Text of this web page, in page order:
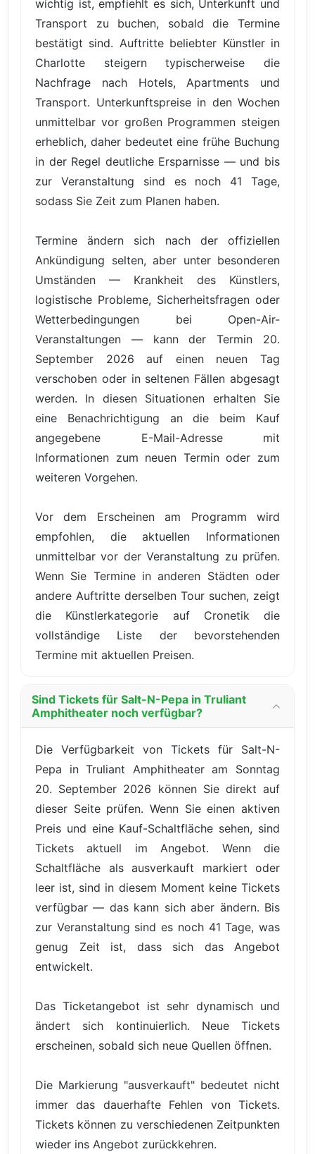
wichtig ist, empfiehlt es sich, Unterkunft und
Transport zu buchen, sobald die Termine
bestätigt sind. Auftritte beliebter Künstler in
Charlotte steigern typischerweise die
Nachfrage nach Hotels, Apartments und
Transport. Unterkunftspreise in den Wochen
unmittelbar vor großen Programmen steigen
erheblich, daher bedeutet eine frühe Buchung
in der Regel deutliche Ersparnisse — und bis
zur Veranstaltung sind es noch 41 Tage,
sodass Sie Zeit zum Planen haben.
Termine ändern sich nach der offiziellen
Ankündigung selten, aber unter besonderen
Umständen — Krankheit des Künstlers,
logistische Probleme, Sicherheitsfragen oder
Wetterbedingungen bei Open-Air-
Veranstaltungen — kann der Termin 20.
September 2026 auf einen neuen Tag
verschoben oder in seltenen Fällen abgesagt
werden. In diesen Situationen erhalten Sie
eine Benachrichtigung an die beim Kauf
angegebene E-Mail-Adresse mit
Informationen zum neuen Termin oder zum
weiteren Vorgehen.
Vor dem Erscheinen am Programm wird
empfohlen, die aktuellen Informationen
unmittelbar vor der Veranstaltung zu prüfen.
Wenn Sie Termine in anderen Städten oder
andere Auftritte derselben Tour suchen, zeigt
die Künstlerkategorie auf Cronetik die
vollständige Liste der bevorstehenden
Termine mit aktuellen Preisen.
Sind Tickets für Salt-N-Pepa in Truliant
Amphitheater noch verfügbar?
Die Verfügbarkeit von Tickets für Salt-N-
Pepa in Truliant Amphitheater am Sonntag
20. September 2026 können Sie direkt auf
dieser Seite prüfen. Wenn Sie einen aktiven
Preis und eine Kauf-Schaltfläche sehen, sind
Tickets aktuell im Angebot. Wenn die
Schaltfläche als ausverkauft markiert oder
leer ist, sind in diesem Moment keine Tickets
verfügbar — das kann sich aber ändern. Bis
zur Veranstaltung sind es noch 41 Tage, was
genug Zeit ist, dass sich das Angebot
entwickelt.
Das Ticketangebot ist sehr dynamisch und
ändert sich kontinuierlich. Neue Tickets
erscheinen, sobald sich neue Quellen öffnen.
Die Markierung "ausverkauft" bedeutet nicht
immer das dauerhafte Fehlen von Tickets.
Tickets können zu verschiedenen Zeitpunkten
wieder ins Angebot zurückkehren.